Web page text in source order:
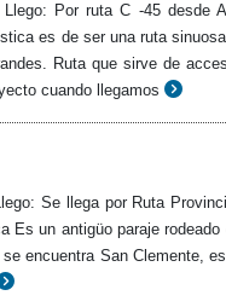
Por ruta C -45 desde
es de ser una ruta
Ruta que sirve de
cuando llegamos
Se llega por Ruta
Es un antigüo paraje
encuentra San Clemente,